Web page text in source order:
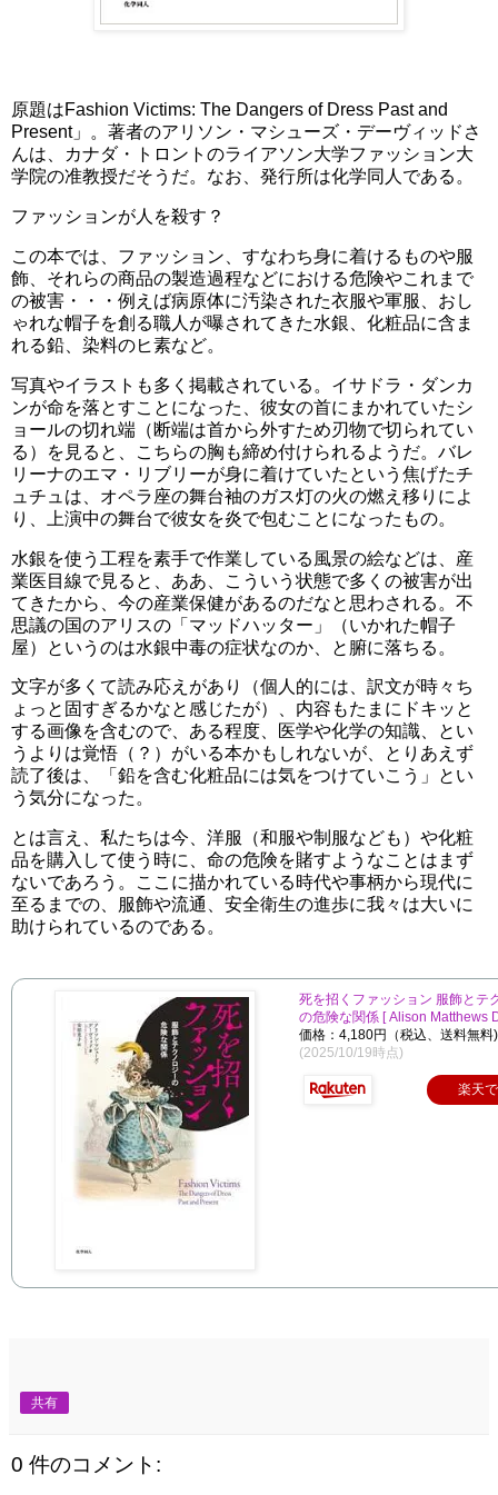
原題はFashion Victims: The Dangers of Dress Past and
Present」。著者のアリソン・マシューズ・デーヴィッドさ
んは、カナダ・トロントのライアソン大学ファッション大
学院の准教授だそうだ。なお、発行所は化学同人である。
ファッションが人を殺す？
この本では、ファッション、すなわち身に着けるものや服
飾、それらの商品の製造過程などにおける危険やこれまで
の被害・・・例えば病原体に汚染された衣服や軍服、おし
ゃれな帽子を創る職人が曝されてきた水銀、化粧品に含ま
れる鉛、染料のヒ素など。
写真やイラストも多く掲載されている。イサドラ・ダンカ
ンが命を落とすことになった、彼女の首にまかれていたシ
ョールの切れ端（断端は首から外すため刃物で切られてい
る）を見ると、こちらの胸も締め付けられるようだ。バレ
リーナのエマ・リブリーが身に着けていたという焦げたチ
ュチュは、オペラ座の舞台袖のガス灯の火の燃え移りによ
り、上演中の舞台で彼女を炎で包むことになったもの。
水銀を使う工程を素手で作業している風景の絵などは、産
業医目線で見ると、ああ、こういう状態で多くの被害が出
てきたから、今の産業保健があるのだなと思わされる。不
思議の国のアリスの「マッドハッター」（いかれた帽子
屋）というのは水銀中毒の症状なのか、と腑に落ちる。
文字が多くて読み応えがあり（個人的には、訳文が時々ち
ょっと固すぎるかなと感じたが）、内容もたまにドキッと
する画像を含むので、ある程度、医学や化学の知識、とい
うよりは覚悟（？）がいる本かもしれないが、とりあえず
読了後は、「鉛を含む化粧品には気をつけていこう」とい
う気分になった。
とは言え、私たちは今、洋服（和服や制服なども）や化粧
品を購入して使う時に、命の危険を賭すようなことはまず
ないであろう。ここに描かれている時代や事柄から現代に
至るまでの、服飾や流通、安全衛生の進歩に我々は大いに
助けられているのである。
死を招くファッション 服飾とテ
の危険な関係 [ Alison Matthews
価格：4,180円（税込、送料無料)
(2025/10/19時点)
楽天
共有
0 件のコメント: